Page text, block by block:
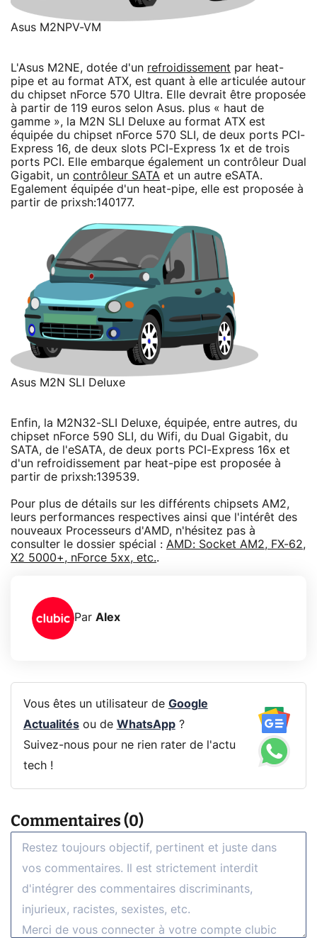
Asus M2NPV-VM
L'Asus M2NE, dotée d'un refroidissement par heat-
pipe et au format ATX, est quant à elle articulée autour
du chipset nForce 570 Ultra. Elle devrait être proposée
à partir de 119 euros selon Asus. plus « haut de
gamme », la M2N SLI Deluxe au format ATX est
équipée du chipset nForce 570 SLI, de deux ports PCI-
Express 16, de deux slots PCI-Express 1x et de trois
ports PCI. Elle embarque également un contrôleur Dual
Gigabit, un contrôleur SATA et un autre eSATA.
Egalement équipée d'un heat-pipe, elle est proposée à
partir de prixsh:140177.
Asus M2N SLI Deluxe
Enfin, la M2N32-SLI Deluxe, équipée, entre autres, du
chipset nForce 590 SLI, du Wifi, du Dual Gigabit, du
SATA, de l'eSATA, de deux ports PCI-Express 16x et
d'un refroidissement par heat-pipe est proposée à
partir de prixsh:139539.
Pour plus de détails sur les différents chipsets AM2,
leurs performances respectives ainsi que l'intérêt des
nouveaux Processeurs d'AMD, n'hésitez pas à
consulter le dossier spécial : AMD: Socket AM2, FX-62,
X2 5000+, nForce 5xx, etc..
Par Alex
Vous êtes un utilisateur de Google
Actualitésou de WhatsApp?
Suivez-nous pour ne rien rater de l'actu
tech !
Commentaires (0)